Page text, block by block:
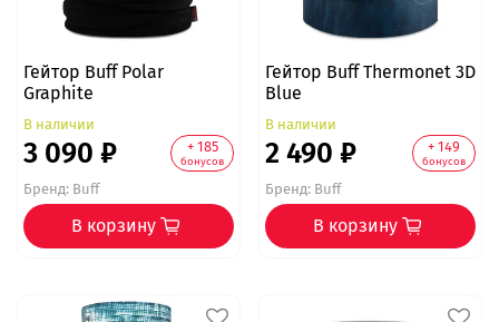
Гейтор Buff Polar
Graphite
В наличии
3 090 ₽ + 185
бонусов
Бренд:Buff
В корзину
Гейтор Buff Thermonet 3D
Blue
В наличии
2 490 ₽ + 149
бонусов
Бренд:Buff
В корзину